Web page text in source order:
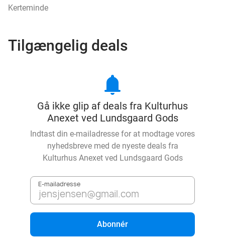
Kerteminde
Tilgængelig deals
notifications
Gå ikke glip af deals fra Kulturhus
Anexet ved Lundsgaard Gods
Indtast din e-mailadresse for at modtage vores
nyhedsbreve med de nyeste deals fra
Kulturhus Anexet ved Lundsgaard Gods
E-mailadresse
Abonnér